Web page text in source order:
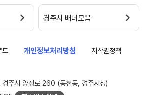
경주시 배너모음
드 개인정보처리방침
저작권정책
주시 양정로 260 (동천동, 경주시청)